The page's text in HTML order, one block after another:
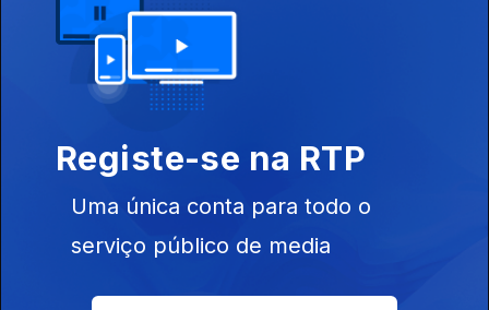
Edição #4
26 fev. 2016
19 fev. 2016
Edição #2
Registe-se na RTP
Uma única conta para todo o
serviço público de media